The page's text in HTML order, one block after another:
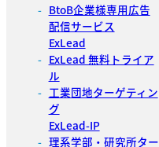
BtoB企業様専用広告
配信サービス
ExLead
ExLead 無料トライア
ル
工業団地ターゲティン
グ
ExLead-IP
理系学部・研究所ター